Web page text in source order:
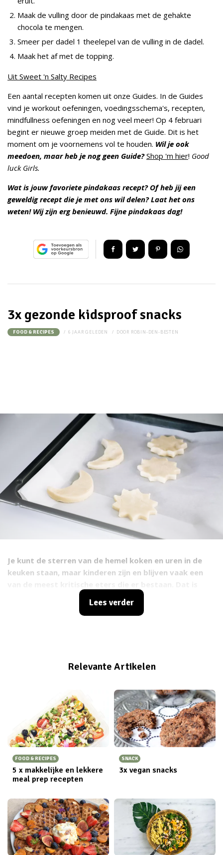
Maak de vulling door de pindakaas met de gehakte
chocola te mengen.
Smeer per dadel 1 theelepel van de vulling in de dadel.
Maak het af met de topping.
Uit Sweet 'n Salty Recipes
Een aantal recepten komen uit onze Guides. In de Guides
vind je workout oefeningen, voedingsschema's, recepten,
mindfullness oefeningen en nog veel meer! Op 4 februari
begint er nieuwe groep meiden met de Guide. Dit is het
moment om je voornemens vol te houden. Wil je ook
meedoen, maar heb je nog geen Guide? Shop 'm hier! Good
luck Girls.
Wat is jouw favoriete pindakaas recept? Of heb jij een
geweldig recept die je met ons wil delen? Laat het ons
weten! Wij zijn erg benieuwd. Fijne pindakaas dag!
3x gezonde kidsproof snacks
FOOD & RECIPES 6 JAAR GELEDEN DOOR ROBIN-DEN-BESTEN
Je kunt de sterren van de hemel koken en uren in de
keuken staan, maar kinderen zijn en blijven vaak een
natuurlijk helemaal niet erg, maar het is wel zo fijn als
je een tijdje in de keuken hebt gestaan en je kids ook
scoor jij punten mee. ;)
Lees verder
Relevante Artikelen
FOOD & RECIPES
5 x makkelijke en lekkere
meal prep recepten
SNACK
3x vegan snacks